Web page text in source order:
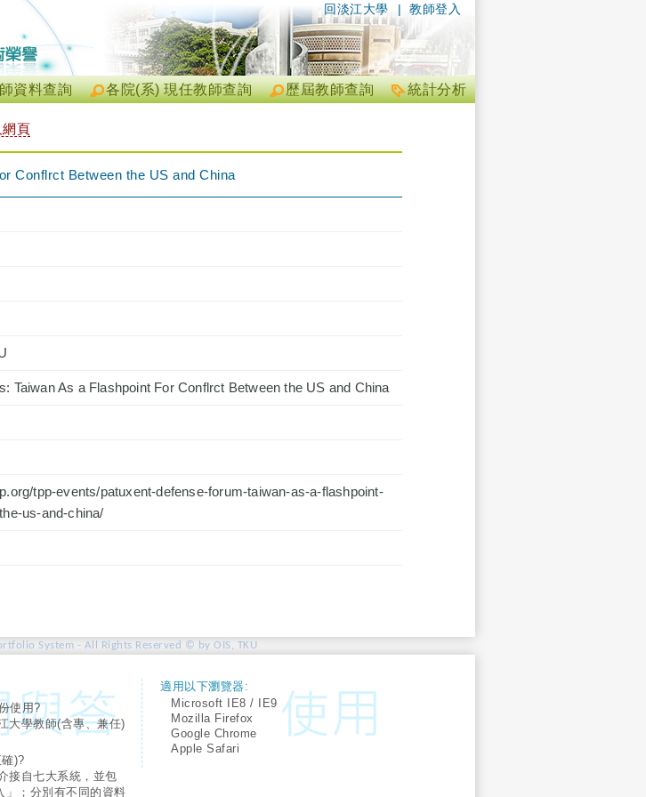
| 教師登入
回淡江大學
統計分析
歷屆教師查詢
各院(系) 現任教師查詢
資料查詢
頁
Conflrct Between the US and China
Taiwan As a Flashpoint For Conflrct Between the US and China
tpp-events/patuxent-defense-forum-taiwan-as-a-flashpoint-
us-and-china/
System - All Rights Reserved © by OIS, TKU
使用?
大學教師(含專、兼任)
)?
接自七大系統，並包
」；分別有不同的資料
適用以下瀏覽器:
Microsoft IE8 / IE9
Mozilla Firefox
Google Chrome
Apple Safari